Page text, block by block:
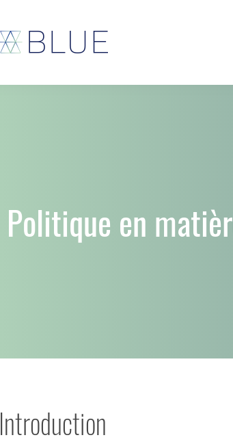
Politique en
Introduction